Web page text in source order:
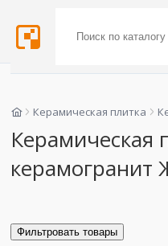
Керамическая плитка
Керамическая
керамогранит
Фильтровать товары